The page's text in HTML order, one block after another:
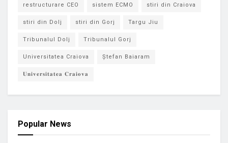
restructurare CEO sistem ECMO stiri din Craiova
stiri din Dolj stiri din Gorj Targu Jiu
Tribunalul Dolj Tribunalul Gorj
Universitatea Craiova Ștefan Baiaram
𝐔𝐧𝐢𝐯𝐞𝐫𝐬𝐢𝐭𝐚𝐭𝐞𝐚 𝐂𝐫𝐚𝐢𝐨𝐯𝐚
Popular News